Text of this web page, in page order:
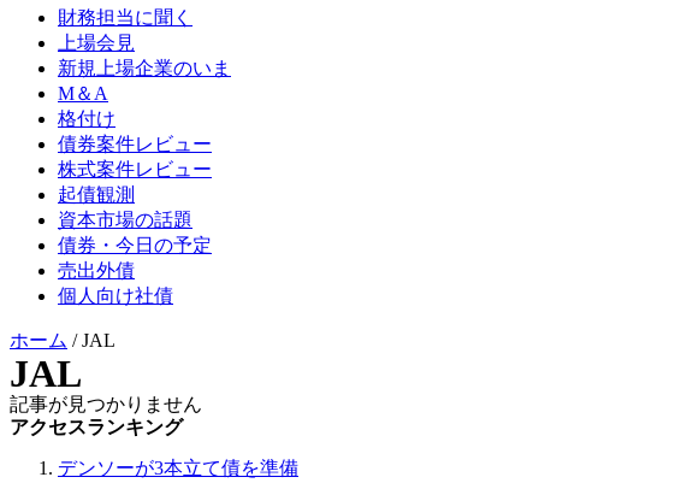
財務担当に聞く
上場会見
新規上場企業のいま
M＆A
格付け
債券案件レビュー
株式案件レビュー
起債観測
資本市場の話題
債券・今日の予定
売出外債
個人向け社債
ホーム /JAL
JAL
記事が見つかりません
アクセスランキング
デンソーが3本立て債を準備